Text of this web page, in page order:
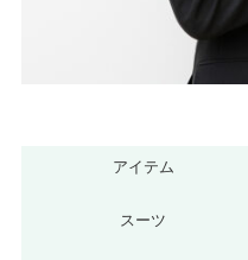
アイテム
スーツ